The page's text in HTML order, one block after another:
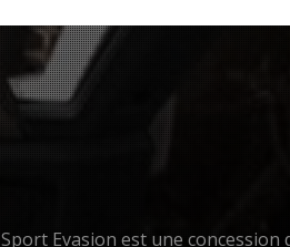
Sport Evasion est une